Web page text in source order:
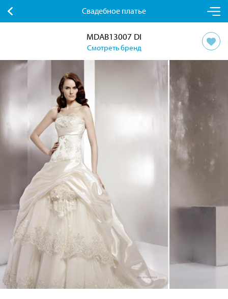
Свадебное платье
MDAB13007 DI
Смотреть бренд